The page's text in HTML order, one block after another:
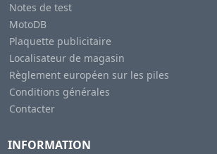
Notes de test
MotoDB
Plaquette publicitaire
Localisateur de magasin
Règlement européen sur les piles
Conditions générales
Contacter
INFORMATION